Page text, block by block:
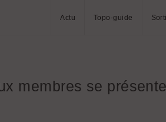
Actu Topo-guide
membres se